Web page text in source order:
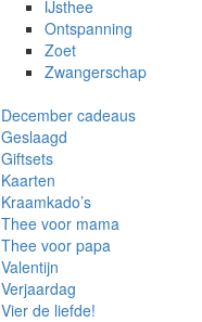
IJsthee
Ontspanning
Zoet
Zwangerschap
December cadeaus
Geslaagd
Giftsets
Kaarten
Kraamkado’s
Thee voor mama
Thee voor papa
Valentijn
Verjaardag
Vier de liefde!